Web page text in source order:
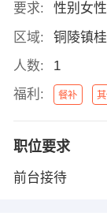
要求:
性别女
区域:
铜陵镇
人数:
1
福利:
餐补
职位要求
前台接待